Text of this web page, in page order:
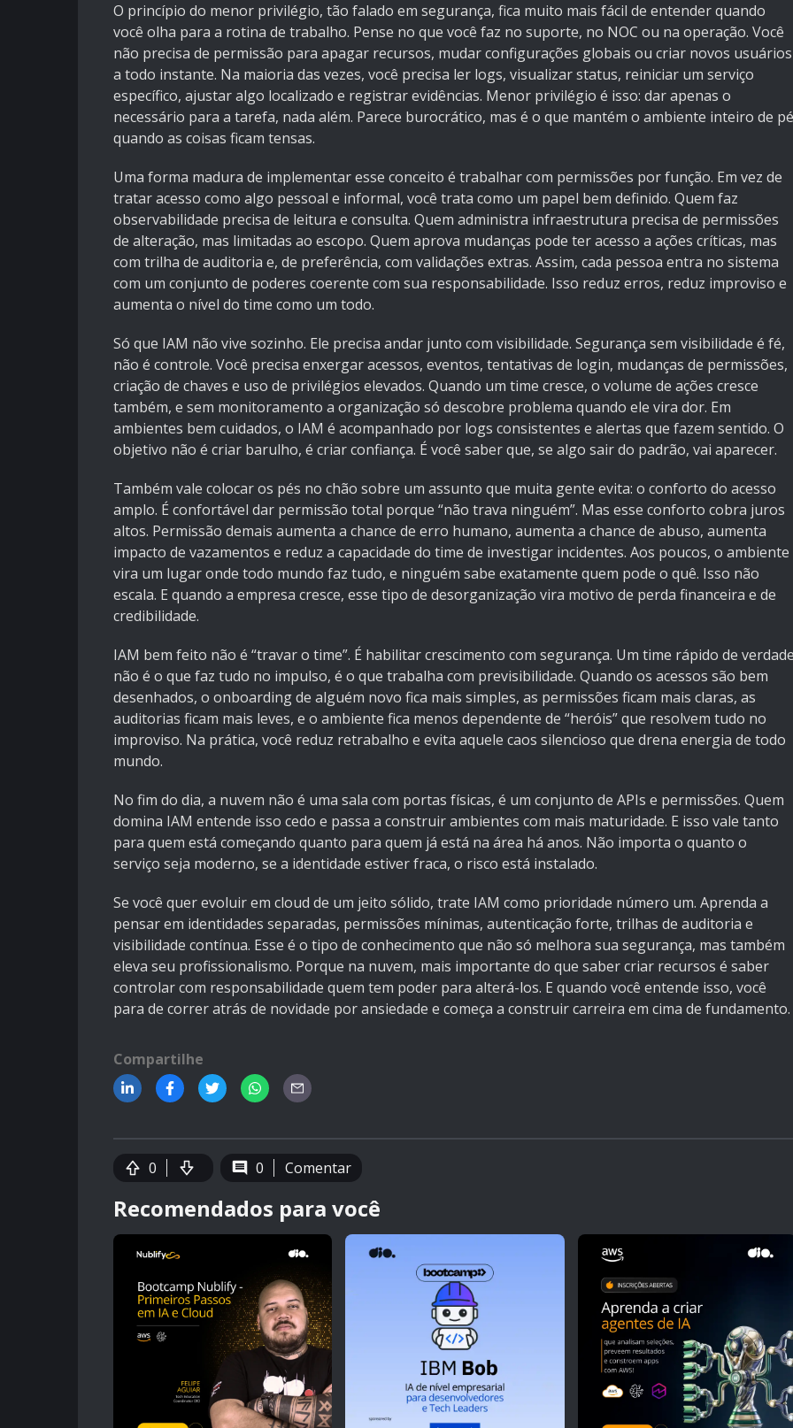
O princípio do menor privilégio, tão falado em segurança, fica muito mais fácil de entender quando
você olha para a rotina de trabalho. Pense no que você faz no suporte, no NOC ou na operação. Você
não precisa de permissão para apagar recursos, mudar configurações globais ou criar novos usuários
a todo instante. Na maioria das vezes, você precisa ler logs, visualizar status, reiniciar um serviço
específico, ajustar algo localizado e registrar evidências. Menor privilégio é isso: dar apenas o
necessário para a tarefa, nada além. Parece burocrático, mas é o que mantém o ambiente inteiro de pé
quando as coisas ficam tensas.
Uma forma madura de implementar esse conceito é trabalhar com permissões por função. Em vez de
tratar acesso como algo pessoal e informal, você trata como um papel bem definido. Quem faz
observabilidade precisa de leitura e consulta. Quem administra infraestrutura precisa de permissões
de alteração, mas limitadas ao escopo. Quem aprova mudanças pode ter acesso a ações críticas, mas
com trilha de auditoria e, de preferência, com validações extras. Assim, cada pessoa entra no sistema
com um conjunto de poderes coerente com sua responsabilidade. Isso reduz erros, reduz improviso e
aumenta o nível do time como um todo.
Só que IAM não vive sozinho. Ele precisa andar junto com visibilidade. Segurança sem visibilidade é fé,
não é controle. Você precisa enxergar acessos, eventos, tentativas de login, mudanças de permissões,
criação de chaves e uso de privilégios elevados. Quando um time cresce, o volume de ações cresce
também, e sem monitoramento a organização só descobre problema quando ele vira dor. Em
ambientes bem cuidados, o IAM é acompanhado por logs consistentes e alertas que fazem sentido. O
objetivo não é criar barulho, é criar confiança. É você saber que, se algo sair do padrão, vai aparecer.
Também vale colocar os pés no chão sobre um assunto que muita gente evita: o conforto do acesso
amplo. É confortável dar permissão total porque “não trava ninguém”. Mas esse conforto cobra juros
altos. Permissão demais aumenta a chance de erro humano, aumenta a chance de abuso, aumenta
impacto de vazamentos e reduz a capacidade do time de investigar incidentes. Aos poucos, o ambiente
vira um lugar onde todo mundo faz tudo, e ninguém sabe exatamente quem pode o quê. Isso não
escala. E quando a empresa cresce, esse tipo de desorganização vira motivo de perda financeira e de
credibilidade.
IAM bem feito não é “travar o time”. É habilitar crescimento com segurança. Um time rápido de
não é o que faz tudo no impulso, é o que trabalha com previsibilidade. Quando os acessos são bem
desenhados, o onboarding de alguém novo fica mais simples, as permissões ficam mais claras, as
auditorias ficam mais leves, e o ambiente fica menos dependente de “heróis” que resolvem tudo no
improviso. Na prática, você reduz retrabalho e evita aquele caos silencioso que drena energia de todo
mundo.
No fim do dia, a nuvem não é uma sala com portas físicas, é um conjunto de APIs e permissões. Quem
domina IAM entende isso cedo e passa a construir ambientes com mais maturidade. E isso vale tanto
para quem está começando quanto para quem já está na área há anos. Não importa o quanto o
serviço seja moderno, se a identidade estiver fraca, o risco está instalado.
Se você quer evoluir em cloud de um jeito sólido, trate IAM como prioridade número um. Aprenda a
pensar em identidades separadas, permissões mínimas, autenticação forte, trilhas de auditoria e
visibilidade contínua. Esse é o tipo de conhecimento que não só melhora sua segurança, mas também
eleva seu profissionalismo. Porque na nuvem, mais importante do que saber criar recursos é saber
controlar com responsabilidade quem tem poder para alterá-los. E quando você entende isso, você
para de correr atrás de novidade por ansiedade e começa a construir carreira em cima de fundamento.
Compartilhe
0 0 Comentar
Recomendados para você